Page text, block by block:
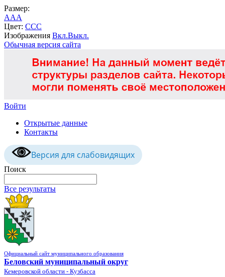
Размер:
AAA
Цвет: CCC
Изображения Вкл.Выкл.
Обычная версия сайта
Войти
Открытые данные
Контакты
Версия для слабовидящих
Поиск
Все результаты
Официальный сайт муниципального образования
Беловский муниципальный округ
Кемеровской области - Кузбасса